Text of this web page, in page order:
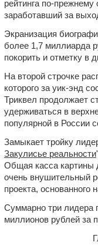
рейтинга по-прежнему
заработавший за
Экранизация
более 1,7 миллиарда
покорить и отметку в
На второй строчке
которого за уик-энд
Триквел продолжает
удерживаться в
популярной в России
Замыкает тройку
Закулисье реальности
Общая касса картины
очень внушительный
проекта, основанного
Суммарно три лидера
миллионов рублей